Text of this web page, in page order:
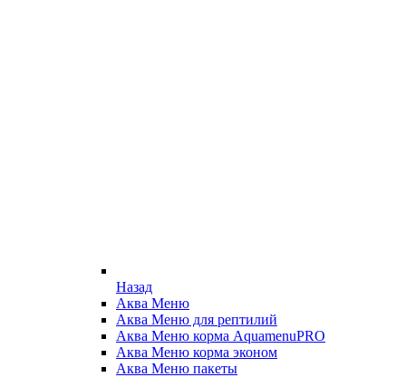
Назад
Аква Меню
Аква Меню для рептилий
Аква Меню корма AquamenuPRO
Аква Меню корма эконом
Аква Меню пакеты